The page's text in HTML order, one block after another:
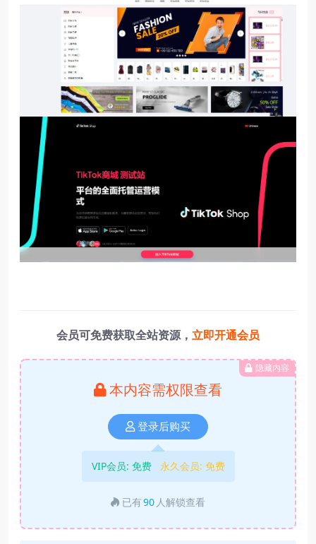
会员可免费获取全站资源， 立即开通会员
隐藏内容
本内容需权限查看
登录后购买
VIP会员: 免费 永久会员: 免费
已有90 人解锁查看